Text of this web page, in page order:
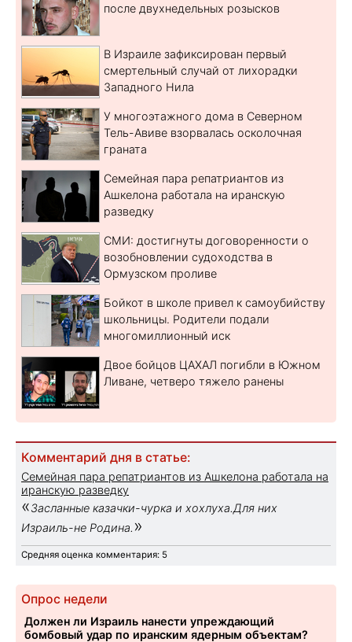
после двухнедельных розысков
В Израиле зафиксирован первый
смертельный случай от лихорадки
Западного Нила
У многоэтажного дома в Северном
Тель-Авиве взорвалась осколочная
граната
Семейная пара репатриантов из
Ашкелона работала на иранскую
разведку
СМИ: достигнуты договоренности о
возобновлении судоходства в
Ормузском проливе
Бойкот в школе привел к самоубийству
школьницы. Родители подали
многомиллионный иск
Двое бойцов ЦАХАЛ погибли в Южном
Ливане, четверо тяжело ранены
Комментарий дня в статье:
Семейная пара репатриантов из Ашкелона работала на
иранскую разведку
«Засланные казачки-чурка и хохлуха.Для них
Израиль-не Родина. »
Средняя оценка комментария: 5
Опрос недели
Должен ли Израиль нанести упреждающий
бомбовый удар по иранским ядерным объектам?